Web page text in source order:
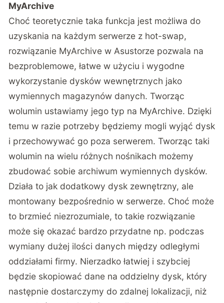
MyArchive
Choć teoretycznie taka funkcja jest możliwa do
uzyskania na każdym serwerze z hot-swap,
rozwiązanie MyArchive w Asustorze pozwala na
bezproblemowe, łatwe w użyciu i wygodne
wykorzystanie dysków wewnętrznych jako
wymiennych magazynów danych. Tworząc
wolumin ustawiamy jego typ na MyArchive. Dzięki
temu w razie potrzeby będziemy mogli wyjąć dysk
i przechowywać go poza serwerem. Tworząc taki
wolumin na wielu różnych nośnikach możemy
zbudować sobie archiwum wymiennych dysków.
Działa to jak dodatkowy dysk zewnętrzny, ale
montowany bezpośrednio w serwerze. Choć może
to brzmieć niezrozumiale, to takie rozwiązanie
może się okazać bardzo przydatne np. podczas
wymiany dużej ilości danych między odległymi
oddziałami firmy. Nierzadko łatwiej i szybciej
będzie skopiować dane na oddzielny dysk, który
następnie dostarczymy do zdalnej lokalizacji, niż